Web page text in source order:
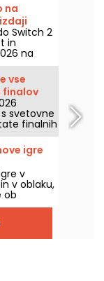
na
Switch 2
in
na
izboljša
vse
finalov
svetovne
finalnih
igre
v
v oblaku,
ob
ki jih je